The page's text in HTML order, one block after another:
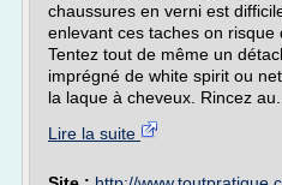
chaussures en verni est
enlevant ces taches on risque
Tentez tout de même un
imprégné de white spirit ou
la laque à cheveux. Rincez au...
Lire la suite